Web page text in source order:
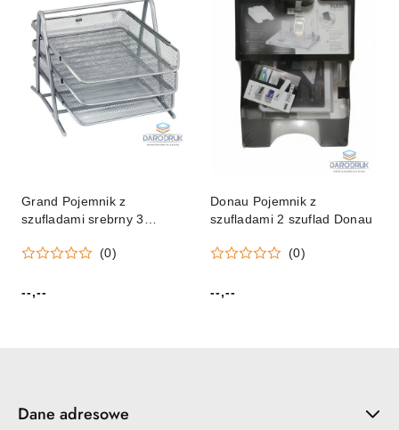
Grand Pojemnik z
szufladami srebrny 3
Grand (GR-069)
(0)
Cena:
--,--
Donau Pojemnik z
szufladami 2 szuflad Donau
(0)
Cena:
--,--
Dane adresowe